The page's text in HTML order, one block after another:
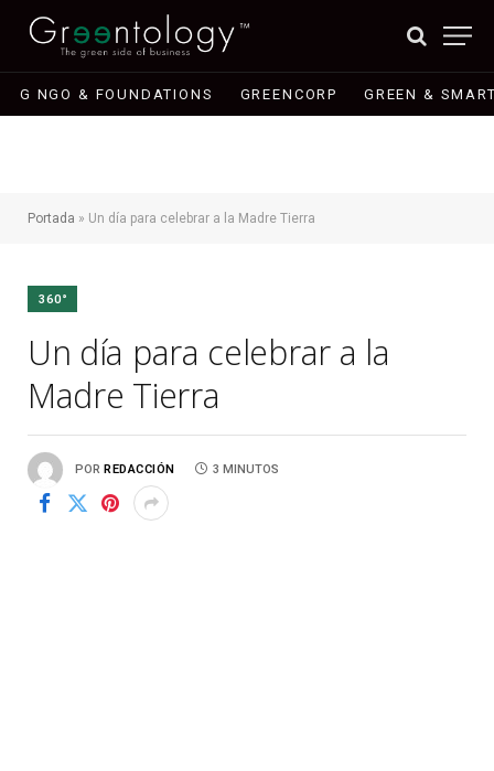
G NGO & FOUNDATIONS GREENCORP GREEN &
Portada » Un día para celebrar a la Madre Tierra
360°
Un día para celebrar a la
Madre Tierra
POR REDACCIÓN 3 MINUTOS